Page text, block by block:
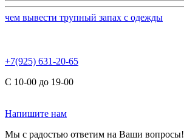
чем вывести трупный запах с одежды
+7(925) 631-20-65
С 10-00 до 19-00
Напишите нам
Мы с радостью ответим на Ваши вопросы!